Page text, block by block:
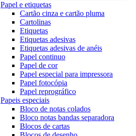
Papel e etiquetas
Cartão cinza e cartão pluma
Cartolinas
Etiquetas
Etiquetas adesivas
Etiquetas adesivas de anéis
Papel continuo
Papel de cor
Papel especial para impressora
Papel fotocópia
Papel reprográfico
Papeis especiais
Bloco de notas colados
Bloco notas bandas separadora
Blocos de cartas